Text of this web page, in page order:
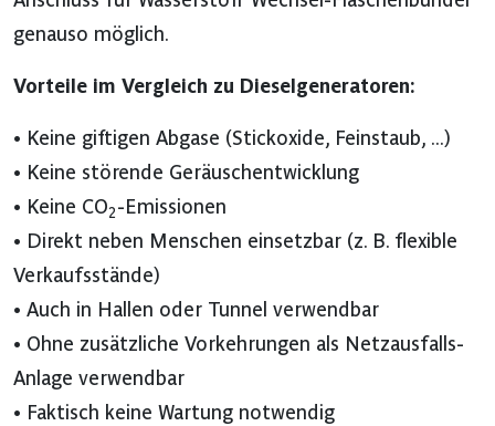
genauso möglich.
Vorteile im Vergleich zu Dieselgeneratoren:
• Keine giftigen Abgase (Stickoxide, Feinstaub, ...)
• Keine störende Geräuschentwicklung
• Keine CO2-Emissionen
• Direkt neben Menschen einsetzbar (z. B. flexible
Verkaufsstände)
• Auch in Hallen oder Tunnel verwendbar
• Ohne zusätzliche Vorkehrungen als Netzausfalls-
Anlage verwendbar
• Faktisch keine Wartung notwendig